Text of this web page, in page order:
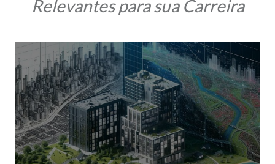
Relevantes para sua Carreira
Integração
BIM
e
GIS
impulsiona
cidades
inteligentes
e
sustentáveis